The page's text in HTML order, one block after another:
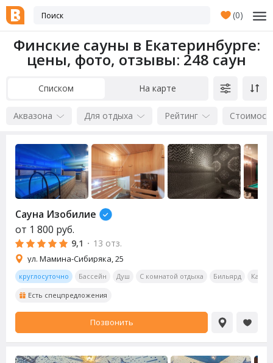
(0)
Финские сауны в Екатеринбурге:
цены, фото, отзывы: 248 саун
Списком На карте
Аквазона Для отдыха Рейтинг
Сауна Изобилие
от 1 800 руб.
9,1 · 13 отз.
ул. Мамина-Сибиряка, 25
круглосуточно Бассейн Душ С комнатой отдыха Бильярд
Есть спецпредложения
Позвонить